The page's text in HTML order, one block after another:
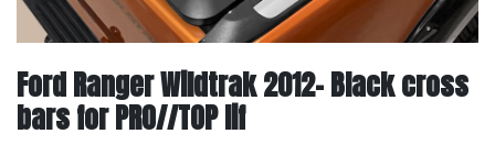
Ford Ranger Wildtrak 2012- Black cross
bars for PRO//TOP lif